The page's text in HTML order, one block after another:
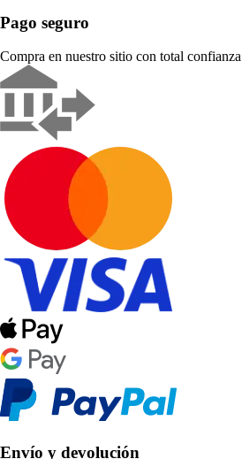
Pago seguro
Compra en nuestro sitio con total confianza
Envío y devolución